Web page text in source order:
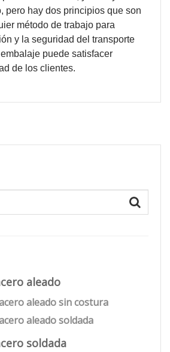
pero hay dos principios que son
método de trabajo para
y la seguridad del transporte
puede satisfacer
de los clientes.
aleado
aleado sin costura
aleado soldada
soldada